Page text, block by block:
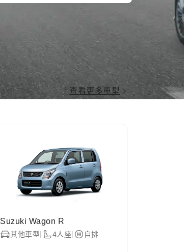
Suzuki Wagon R
其他車型| 4人座| 自排
查看更多車型